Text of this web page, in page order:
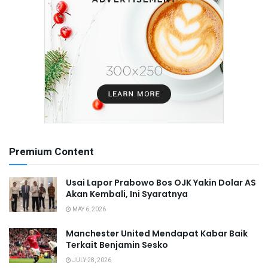
Premium Content
Usai Lapor Prabowo Bos OJK Yakin Dolar AS
Akan Kembali, Ini Syaratnya
MAY 6, 2026
Manchester United Mendapat Kabar Baik
Terkait Benjamin Sesko
JULY 28, 2026